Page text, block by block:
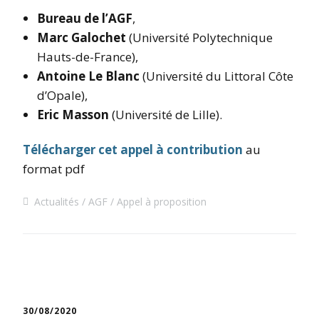
Bureau de l’AGF,
Marc Galochet (Université Polytechnique
Hauts-de-France),
Antoine Le Blanc (Université du Littoral Côte
d’Opale),
Eric Masson (Université de Lille).
Télécharger cet appel à contribution au
format pdf
Actualités AGF Appel à proposition
30/08/2020